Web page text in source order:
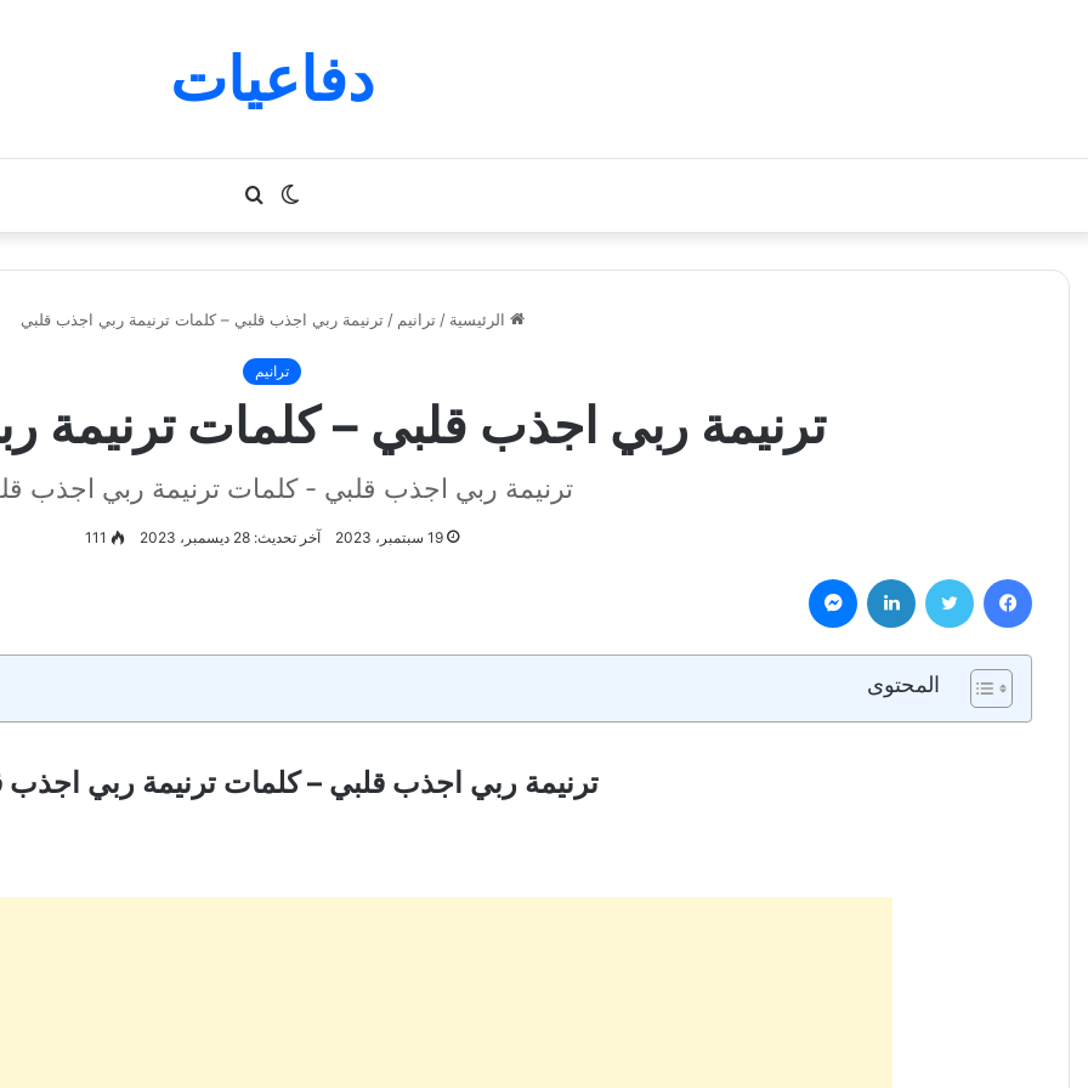
دفاعيات
بحث
عن
الوضع
المظلم
الرئيسية / ترانيم / ترنيمة ربي اجذب قلبي – كلمات ترنيمة ربي اجذب قلبي
ترانيم
ترنيمة ربي اجذب قلبي – كلمات ترنيمة
ترنيمة ربي اجذب قلبي - كلمات ترنيمة ربي اجذب
19 سبتمبر، 2023 آخر تحديث: 28 ديسمبر، 2023 111
فيسبوك تويتر لينكدإن
المحتوى
ترنيمة ربي اجذب قلبي – كلمات ترنيمة ربي اجذب